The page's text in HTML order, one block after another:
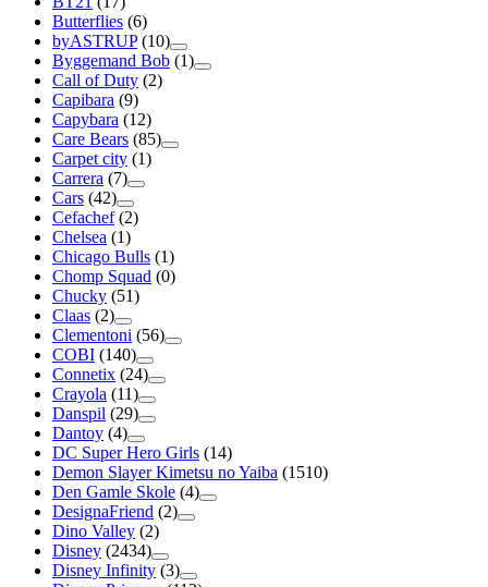
Butterflies (6)
byASTRUP (10)
Byggemand Bob (1)
Call of Duty (2)
Capibara (9)
Capybara (12)
Care Bears (85)
Carpet city (1)
Carrera (7)
Cars (42)
Cefachef (2)
Chelsea (1)
Chicago Bulls (1)
Chomp Squad (0)
Chucky (51)
Claas (2)
Clementoni (56)
COBI (140)
Connetix (24)
Crayola (11)
Danspil (29)
Dantoy (4)
DC Super Hero Girls (14)
Demon Slayer Kimetsu no Yaiba (1510)
Den Gamle Skole (4)
DesignaFriend (2)
Dino Valley (2)
Disney (2434)
Disney Infinity (3)